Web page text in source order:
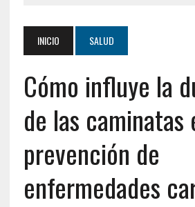
INICIO SALUD
Cómo influye la
de las caminatas
prevención de
enfermedades